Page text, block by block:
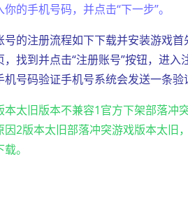
的手机号码，并点击“下一步”。
的注册流程如下下载并安装游戏
找到并点击“注册账号”按钮，进
号码验证手机号系统会发送一条验
本太旧版本不兼容1官方下架部落冲
2版本太旧部落冲突游戏版本太旧
。